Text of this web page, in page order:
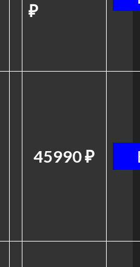
₽
45990 ₽